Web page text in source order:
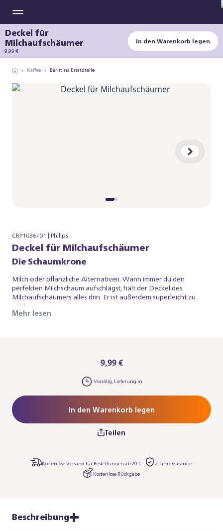
Deckel für
Milchaufschäumer
9,99 €
In den Warenkorb legen
Kaffee Baristina Ersatzteile
CRP1036/01 | Philips
Deckel für Milchaufschäumer
Die Schaumkrone
Milch oder pflanzliche Alternativen. Wann immer du den
perfekten Milchschaum aufschlägst, hält der Deckel des
Milchaufschäumers alles drin. Er ist außerdem superleicht zu
reinigen.
Mehr lesen
9,99 €
Vorrätig, Lieferung in
In den Warenkorb legen
Teilen
Kostenlose Versand für Bestellungen ab 20 €
2 Jahre Garantie
Kostenlose Rückgabe
Beschreibung